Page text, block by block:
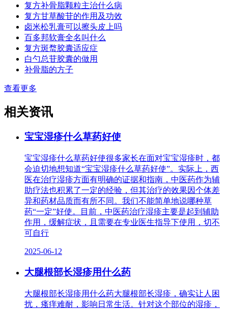
复方补骨脂颗粒主治什么病
复方甘草酸苷的作用及功效
卤米松乳膏可以擦头皮上吗
百多邦软膏全名叫什么
复方斑蝥胶囊适应症
白勺总苷胶囊的做用
补骨脂的方子
查看更多
相关资讯
宝宝湿疹什么草药好使
宝宝湿疹什么草药好使很多家长在面对宝宝湿疹时，都
会迫切地想知道“宝宝湿疹什么草药好使”。实际上，西
医在治疗湿疹方面有明确的证据和指南，中医药作为辅
助疗法也积累了一定的经验，但其治疗的效果因个体差
异和药材品质而有所不同。我们不能简单地说哪种草
药“一定”好使。目前，中医药治疗湿疹主要是起到辅助
作用，缓解症状，且需要在专业医生指导下使用，切不
可自行
2025-06-12
大腿根部长湿疹用什么药
大腿根部长湿疹用什么药大腿根部长湿疹，确实让人困
扰，瘙痒难耐，影响日常生活。针对这个部位的湿疹，